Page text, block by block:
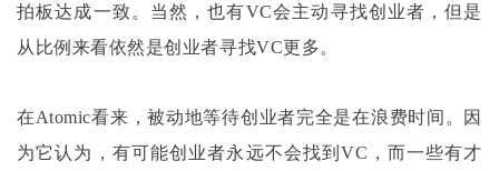
拍板达成一致。当然，也有VC会主动寻找创业者，但是
从比例来看依然是创业者寻找VC更多。
在Atomic看来，被动地等待创业者完全是在浪费时间。因
为它认为，有可能创业者永远不会找到VC，而一些有才